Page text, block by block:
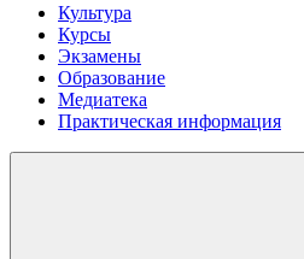
Культура
Курсы
Экзамены
Образование
Медиатека
Практическая информация